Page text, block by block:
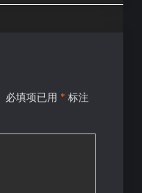
必填项已用 *标注